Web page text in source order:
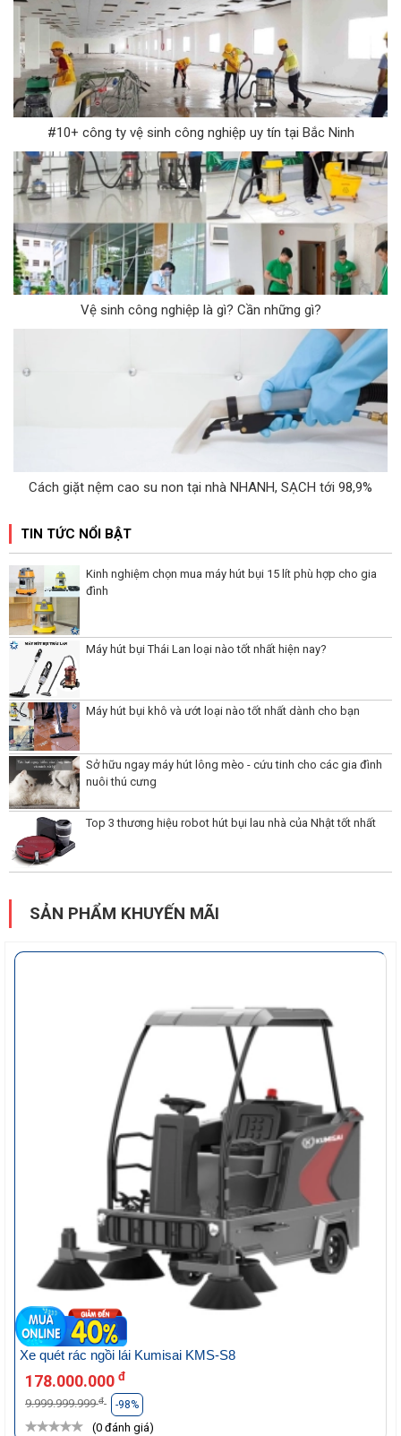
#10+ công ty vệ sinh công nghiệp uy tín tại Bắc Ninh
Vệ sinh công nghiệp là gì? Cần những gì?
Cách giặt nệm cao su non tại nhà NHANH, SẠCH tới 98,9%
TIN TỨC NỔI BẬT
Kinh nghiệm chọn mua máy hút bụi 15 lít phù hợp cho gia
đình
Máy hút bụi Thái Lan loại nào tốt nhất hiện nay?
Máy hút bụi khô và ướt loại nào tốt nhất dành cho bạn
Sở hữu ngay máy hút lông mèo - cứu tinh cho các gia đình
nuôi thú cưng
Top 3 thương hiệu robot hút bụi lau nhà của Nhật tốt nhất
SẢN PHẨM KHUYẾN MÃI
Xe quét rác ngồi lái Kumisai KMS-S8
178.000.000 đ
9.999.999.999đ -98%
(0 đánh giá)